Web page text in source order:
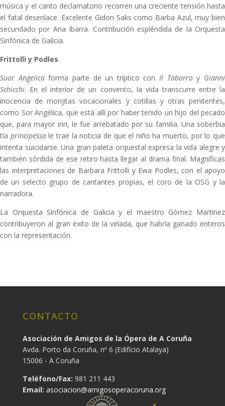
música y el canto declamatorio recorren una creciente tensión hasta
el fatal desenlace. Excelente Gidon Saks como Barba Azul, muy bien
secundado por Ana Ibarra. Contribución espléndida de la Orquesta
Sinfónica de Galicia.
Frittolli y Podles
Suor Angelicaforma parte de un tríptico conIl Tabarroy Gianni
Schicchi. En el interior de un convento, la vida transcurre entre la
inocencia de monjitas vocacionales y cotillas y otras penitentes,
como Sor Angélica, que está allí por haber tenido un hijo del pecado
que, para mayor inri, le fue arrebatado por su familia. Una soberbia
tía principessale trae la noticia de que el niño ha muerto, por lo que
intenta suicidarse. Una gran paleta orquestal expresa la vida alegre y
también sórdida de ese retiro hasta llegar al drama final. Magníficas
las interpretaciones de Barbara Frittolli y Ewa Podles, con el apoyo
de un selecto grupo de cantantes propias, el coro de la OSG y la
narradora.
La Orquesta Sinfónica de Galicia y el maestro Gómez Martínez
contribuyeron al gran éxito de la velada, que habría ganado enteros
con la representación.
CONTACTO
Asociación de Amigos de la Ópera de A Coruña
Avda. Porto da Coruña, nº 6 (Edificio Atalaya)
15006 - A Coruña
Teléfono/Fax: 981 211 443
Email: asociacion@amigosoperacoruna.org